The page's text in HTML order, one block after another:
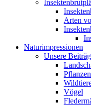
Arten
Naturimpressionen
Unsere
Pflanzen
Vögel